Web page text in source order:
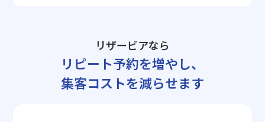
リザービアなら
リピート予約を増やし、
集客コストを減らせます